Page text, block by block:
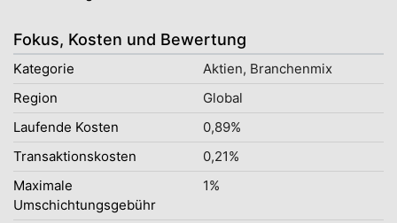
Fokus, Kosten und Bewertung
Kategorie
Aktien, Branchenmix
Region
Global
Laufende Kosten
0,89%
Transaktionskosten
0,21%
Maximale
Umschichtungsgebühr
1%